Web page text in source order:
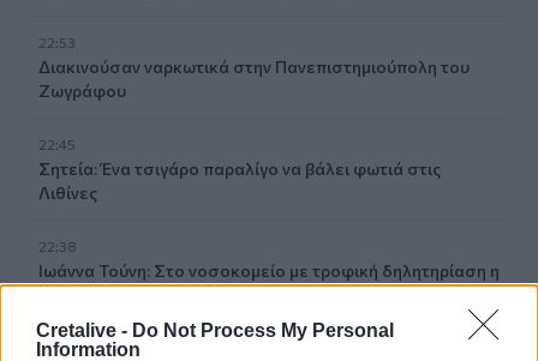
Cretalive - Do Not Process My Personal
Information
22:53
Διακινούσαν ναρκωτικά στην Πανεπιστημιούπολη του
Ζωγράφου
22:45
Σητεία: Ένα τσιγάρο παραλίγο να βάλει φωτιά στις
Λιθίνες
22:38
Ιωάννα Τούνη: Στο νοσοκομείο με τροφική δηλητηρίαση η
22:32